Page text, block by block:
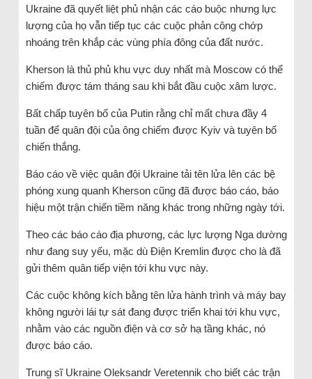
Ukraine đã quyết liệt phủ nhận các cáo buộc nhưng lực
lượng của họ vẫn tiếp tục các cuộc phản công chớp
nhoáng trên khắp các vùng phía đông của đất nước.
Kherson là thủ phủ khu vực duy nhất mà Moscow có thể
chiếm được tám tháng sau khi bắt đầu cuộc xâm lược.
Bất chấp tuyên bố của Putin rằng chỉ mất chưa đầy 4
tuần để quân đội của ông chiếm được Kyiv và tuyên bố
chiến thắng.
Báo cáo về việc quân đội Ukraine tải tên lửa lên các bệ
phóng xung quanh Kherson cũng đã được báo cáo, báo
hiệu một trận chiến tiềm năng khác trong những ngày tới.
Theo các báo cáo địa phương, các lực lượng Nga dường
như đang suy yếu, mặc dù Điện Kremlin được cho là đã
gửi thêm quân tiếp viện tới khu vực này.
Các cuộc không kích bằng tên lửa hành trình và máy bay
không người lái tự sát đang được triển khai tới khu vực,
nhằm vào các nguồn điện và cơ sở hạ tầng khác, nó
được báo cáo.
Trung sĩ Ukraine Oleksandr Veretennik cho biết các trận